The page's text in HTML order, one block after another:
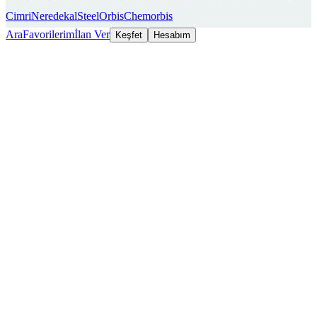
CimriNeredekalSteelOrbisChemorbis
AraFavorilerimİlan Ver Keşfet Hesabım